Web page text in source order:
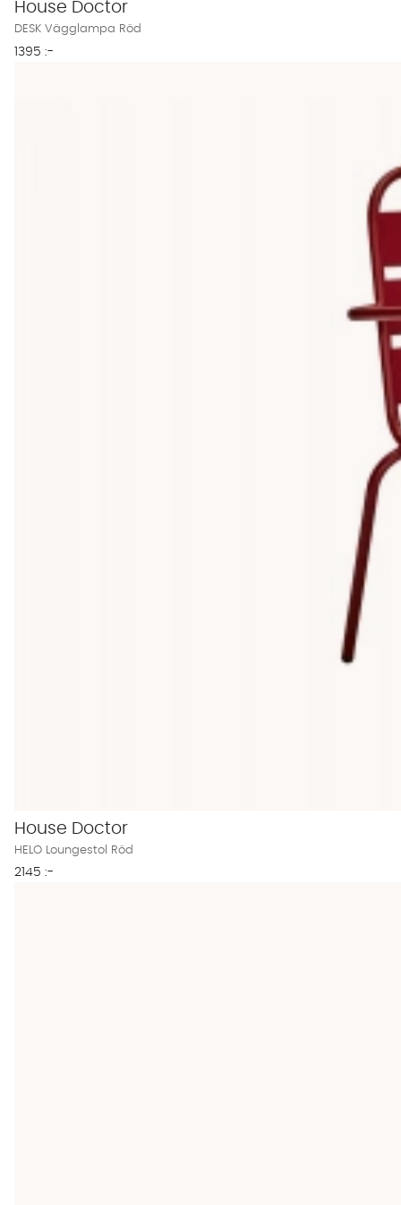
House Doctor
DESK Vägglampa Röd
1395 :-
House Doctor
HELO Loungestol Röd
2145 :-